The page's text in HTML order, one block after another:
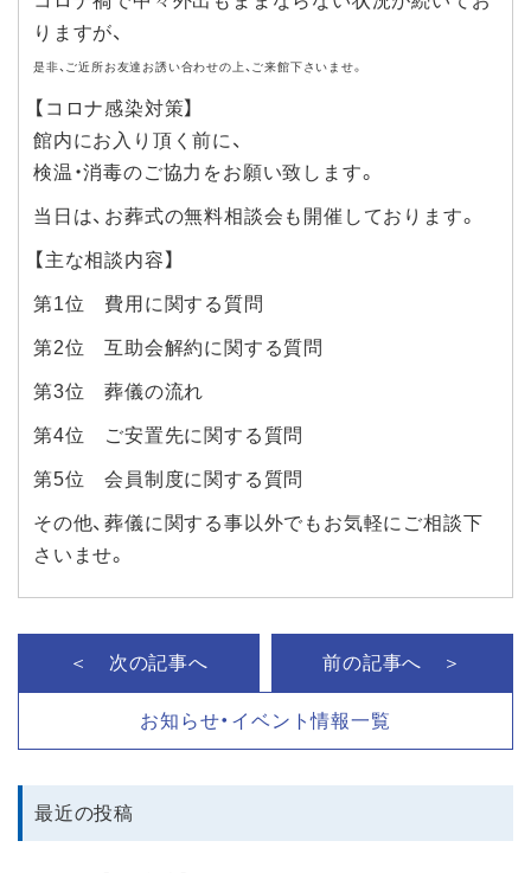
りますが、
是非、ご近所お友達お誘い合わせの上、ご来館下さいませ。
【コロナ感染対策】
館内にお入り頂く前に、
検温・消毒のご協力をお願い致します。
当日は、お葬式の無料相談会も開催しております。
【主な相談内容】
第1位 費用に関する質問
第2位 互助会解約に関する質問
第3位 葬儀の流れ
第4位 ご安置先に関する質問
第5位 会員制度に関する質問
その他、葬儀に関する事以外でもお気軽にご相談下
さいませ。
＜ 次の記事へ
お知らせ・イベント情報一覧
前の記事へ ＞
最近の投稿